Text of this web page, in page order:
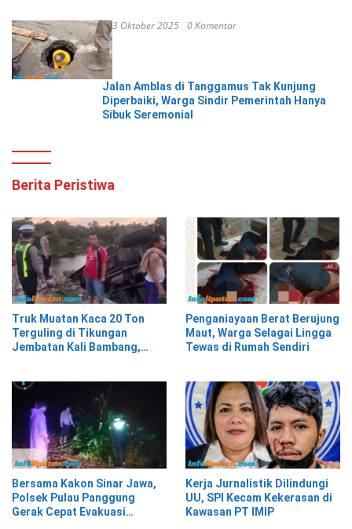
3 Oktober 2025 0 Komentar
Jalan Amblas di Tanggamus Tak Kunjung
Diperbaiki, Warga Sindir Pemerintah Hanya
Sibuk Seremonial
Berita Peristiwa
Truk Muatan Kaca 20 Ton
Terguling di Tikungan
Jembatan Kali Bambang,
Penganiayaan Berat Berujung
Maut, Warga Selagai Lingga
Tewas di Rumah Sendiri
Bersama Kakon Sinar Jawa,
Polsek Pulau Panggung
Gerak Cepat Evakuasi
Kerja Jurnalistik Dilindungi
UU, SPI Kecam Kekerasan di
Kawasan PT IMIP